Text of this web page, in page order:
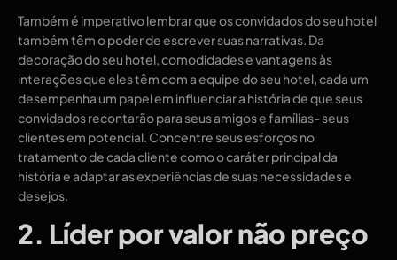
Também é imperativo lembrar que os convidados do seu hotel
também têm o poder de escrever suas narrativas. Da
decoração do seu hotel, comodidades e vantagens às
interações que eles têm com a equipe do seu hotel, cada um
desempenha um papel em influenciar a história de que seus
convidados recontarão para seus amigos e famílias- seus
clientes em potencial. Concentre seus esforços no
tratamento de cada cliente como o caráter principal da
história e adaptar as experiências de suas necessidades e
desejos.
2. Líder por valor não preço